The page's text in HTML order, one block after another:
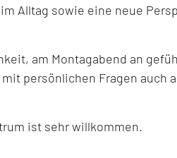
Alltag sowie eine neue
am Montagabend an
persönlichen Fragen auch
ist sehr willkommen.